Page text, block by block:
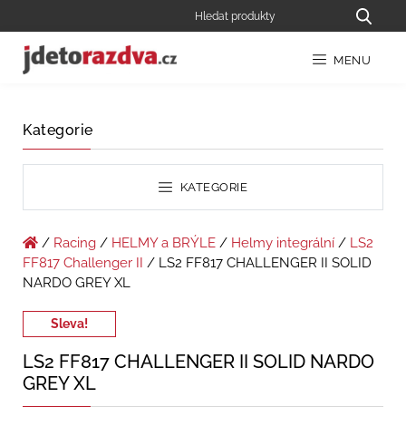
MENU
Kategorie
KATEGORIE
/ Racing / HELMY a BRÝLE / Helmy integrální / LS2
FF817 Challenger II
/ LS2 FF817 CHALLENGER II SOLID
NARDO GREY XL
Sleva!
LS2 FF817 CHALLENGER II SOLID NARDO
GREY XL